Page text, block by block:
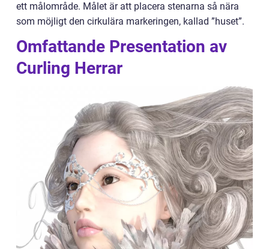
ett målområde. Målet är att placera stenarna så nära
som möjligt den cirkulära markeringen, kallad ”huset”.
Omfattande Presentation av
Curling Herrar